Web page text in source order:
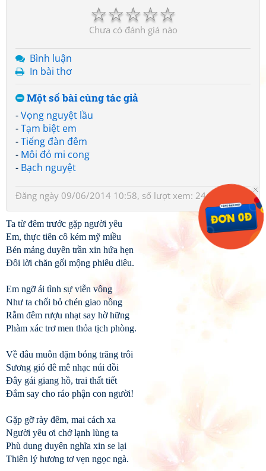
☆
☆
☆
☆
☆
Chưa có đánh giá nào
Bình luận
In bài thơ
Một số bài cùng tác giả
-Vọng nguyệt lầu
-Tạm biệt em
-Tiếng đàn đêm
- Môi đỏ mi cong
- Bạch nguyệt
Đăng ngày 09/06/2014 10:58, số lượt xem: 2440
Ta từ đêm trước gặp người yêu
Em, thực tiên cô kém mỹ miều
Bén mảng duyên trần xin hứa hẹn
Đôi lời chăn gối mộng phiêu diêu.
Em ngỡ ái tình sự viễn vông
Như ta chối bỏ chén giao nồng
Rằm đêm rượu nhạt say hờ hững
Phàm xác trơ men thỏa tịch phòng.
Về đâu muôn dặm bóng trăng trôi
Sương gió đê mê nhạc núi đồi
Đây gái giang hồ, trai thất tiết
Đắm say cho ráo phận con người!
Gặp gỡ rày đêm, mai cách xa
Người yêu ơi chớ lạnh lùng ta
Phù dung duyên nghĩa xin se lại
Thiên lý hương tơ vẹn ngọc ngà.